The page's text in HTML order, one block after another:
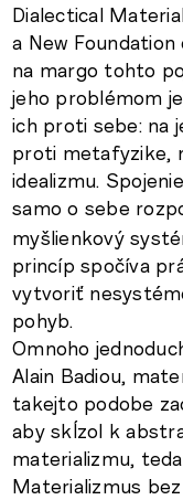
Dialectical
a New
na margo tohto
jeho problémom
ich proti sebe: na
proti metafyzike,
idealizmu.
samo o sebe
myšlienkový
princíp spočíva
vytvoriť
pohyb.
Omnoho
Alain Badiou,
takejto podobe
aby skĺzol k
materializmu,
Materializmus